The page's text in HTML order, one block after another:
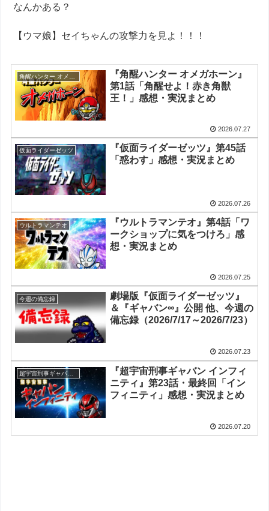
なんかある？
【ウマ娘】セイちゃんの攻撃力を見よ！！！
角醒ハンター オメガホーン
『角醒ハンター オメガホーン』
第1話「角醒せよ！赤き角獣
王！」感想・実況まとめ
2026.07.27
仮面ライダーゼッツ
『仮面ライダーゼッツ』第45話
「惑わす」感想・実況まとめ
2026.07.26
ウルトラマンテオ
『ウルトラマンテオ』第4話「ワ
ークショップに気をつけろ」感
想・実況まとめ
2026.07.25
今週の備忘録
劇場版『仮面ライダーゼッツ』
＆『ギャバン∞』公開 他、今週の
備忘録（2026/7/17～2026/7/23）
2026.07.23
超宇宙刑事ギャバン インフィニティ
『超宇宙刑事ギャバン インフィ
ニティ』第23話・最終回「イン
フィニティ」感想・実況まとめ
2026.07.20